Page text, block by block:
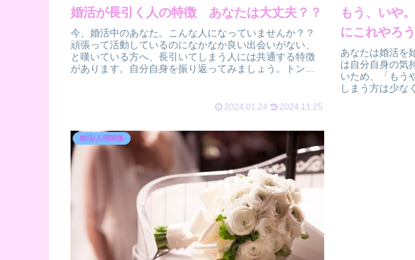
婚活が長引く人の特徴 あなたは大丈夫？？
今、婚活中のあなた。こんな人になっていませんか？？
頑張って活動しているのになかなか良い出会いがない、
と嘆いている方へ、長引いてしまう人には共通する特徴
があります。自分自身を振り返ってみましょう。トント
2024.01.24 2024.11.25
もう、いや
にこれやろう
あなたは婚活を
は自分自身の気
いため、「もう
しまう方は少な
婚活/人間関係